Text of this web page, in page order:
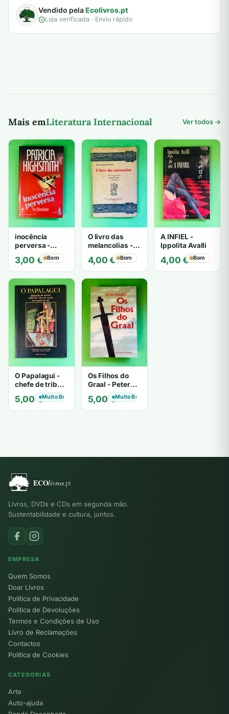
Vendido pelaEcolivros.pt
Loja verificada · Envio rápido
Mais emLiteratura Internacional Ver todos →
inocência
perversa -
PATRICIA
HIGHSMITH
3,00 € Bom
O livro das
melancolias -
Mantegazza
4,00€ Bom
A INFIEL -
Ippolita Avalli
4,00€ Bom
O Papalagui -
chefe de tribo
de tiavéa
5,00€Muito Bom
Os Filhos do
Graal - Peter
Berling
5,00€Muito Bom
Livros, DVDs e CDs em segunda mão.
Sustentabilidade e cultura, juntos.
EMPRESA
Quem Somos
Doar Livros
Política de Privacidade
Política de Devoluções
Termos e Condições de Uso
Livro de Reclamações
Contactos
Política de Cookies
CATEGORIAS
Arte
Auto-ajuda